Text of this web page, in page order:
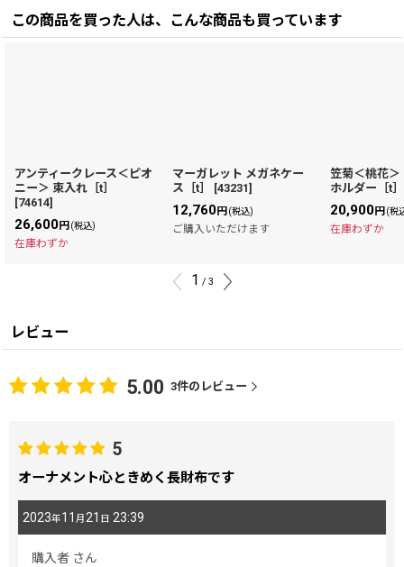
この商品を買った人は、こんな商品も買っています
アンティークレース＜ピオ
ニー＞ 束入れ［t］
[74614]
26,600円 (税込)
在庫わずか
マーガレット メガネケー
ス［t］
[43231]
12,760円 (税込)
ご購入いただけます
笠菊＜桃花＞
ホルダー［t］
20,900円 (税
在庫わずか
1 / 3
レビュー
5.00 3件のレビュー
5
オーナメント心ときめく長財布です
2023年11 月 21 日 23:39
購入者 さん